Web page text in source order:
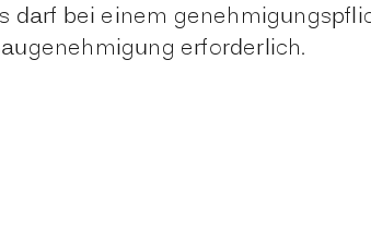
darf bei einem
erforderlich.